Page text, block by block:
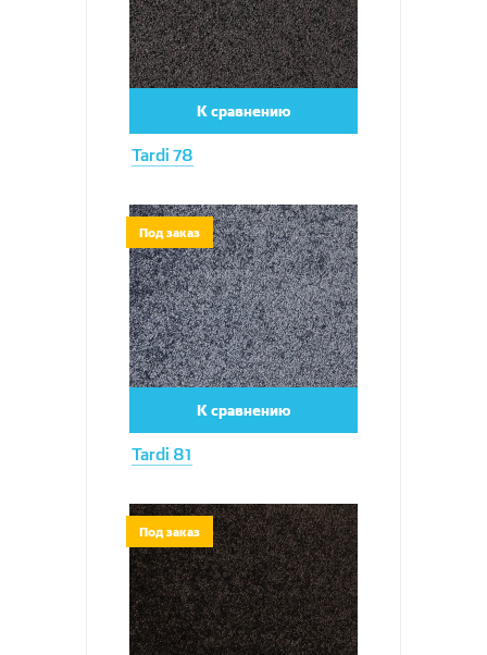
Tardi 78
К сравнению
Tardi 81
Под заказ Увеличить
К сравнению
Под заказ Увеличить